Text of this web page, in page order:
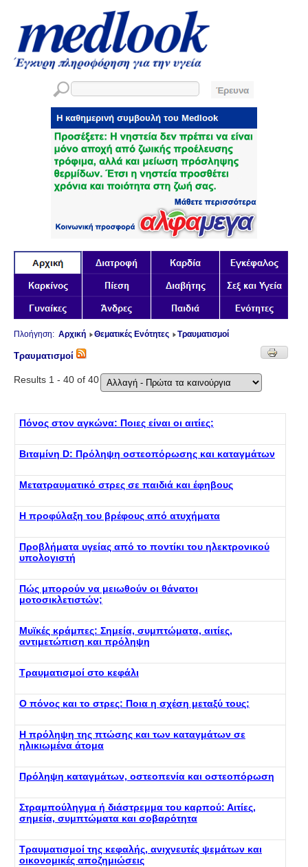
Πλοήγηση: Αρχική Θεματικές Ενότητες Τραυματισμοί
Τραυματισμοί
Results 1 - 40 of 40
Πόνος στον αγκώνα: Ποιες είναι οι αιτίες;
Βιταμίνη D: Πρόληψη οστεοπόρωσης και καταγμάτων
Μετατραυματικό στρες σε παιδιά και έφηβους
Η προφύλαξη του βρέφους από ατυχήματα
Προβλήματα υγείας από το ποντίκι του ηλεκτρονικού
υπολογιστή
Πώς μπορούν να μειωθούν οι θάνατοι
μοτοσικλετιστών;
Μυϊκές κράμπες: Σημεία, συμπτώματα, αιτίες,
αντιμετώπιση και πρόληψη
Τραυματισμοί στο κεφάλι
Ο πόνος και το στρες: Ποια η σχέση μεταξύ τους;
Η πρόληψη της πτώσης και των καταγμάτων σε
ηλικιωμένα άτομα
Πρόληψη καταγμάτων, οστεοπενία και οστεοπόρωση
Στραμπούληγμα ή διάστρεμμα του καρπού: Αιτίες,
σημεία, συμπτώματα και σοβαρότητα
Τραυματισμοί της κεφαλής, ανιχνευτές ψεμάτων και
οικονομικές αποζημιώσεις